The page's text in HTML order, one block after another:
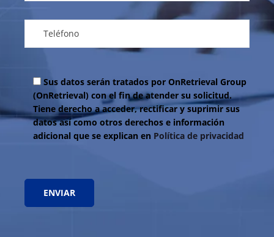
Sus datos serán tratados por OnRetrieval Group
(OnRetrieval) con el fin de atender su solicitud.
Tiene derecho a acceder, rectificar y suprimir sus
datos así como otros derechos e información
adicional que se explican en Política de privacidad